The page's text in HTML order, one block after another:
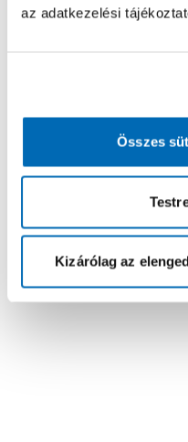
az adatkezelési
Összes
Kizárólag az